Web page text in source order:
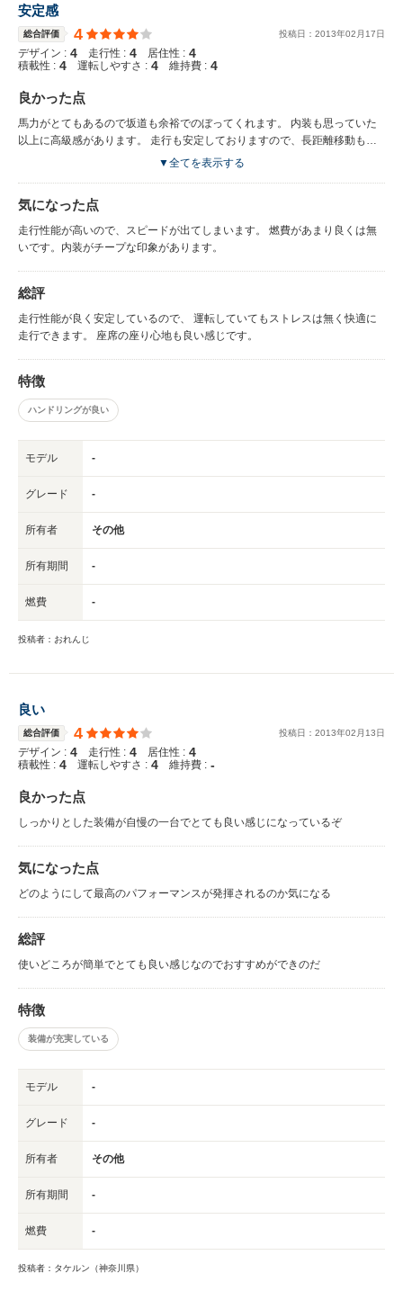
安定感
総合評価 4 投稿日： 2013年02 月 17日
デザイン : 4 走行性 : 4 居住性 : 4
積載性 : 4 運転しやすさ : 4 維持費 : 4
良かった点
馬力がとてもあるので坂道も余裕でのぼってくれます。 内装も思っていた
以上に高級感があります。 走行も安定しておりますので、長距離移動も楽
▼全てを表示する
気になった点
走行性能が高いので、スピードが出てしまいます。 燃費があまり良くは無
いです。内装がチープな印象があります。
総評
走行性能が良く安定しているので、 運転していてもストレスは無く快適に
走行できます。 座席の座り心地も良い感じです。
特徴
ハンドリングが良い
モデル -
グレード -
所有者 その他
所有期間 -
燃費 -
投稿者：おれんじ
良い
総合評価 4 投稿日： 2013年02 月 13日
デザイン : 4 走行性 : 4 居住性 : 4
積載性 : 4 運転しやすさ : 4 維持費 : -
良かった点
しっかりとした装備が自慢の一台でとても良い感じになっているぞ
気になった点
どのようにして最高のパフォーマンスが発揮されるのか気になる
総評
使いどころが簡単でとても良い感じなのでおすすめができのだ
特徴
装備が充実している
モデル -
グレード -
所有者 その他
所有期間 -
燃費 -
投稿者：タケルン（神奈川県）